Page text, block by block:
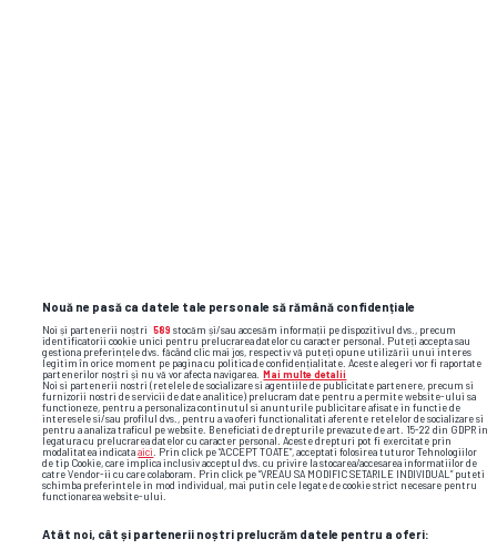
Nouă ne pasă ca datele tale personale să rămână confidențiale
Noi și partenerii noștri 589 stocăm și/sau accesăm informații pe dispozitivul dvs., precum
identificatorii cookie unici pentru prelucrarea datelor cu caracter personal. Puteți accepta sau
gestiona preferințele dvs. făcând clic mai jos, respectiv vă puteți opune utilizării unui interes
legitim în orice moment pe pagina cu politica de confidențialitate. Aceste alegeri vor fi raportate
partenerilor noștri și nu vă vor afecta navigarea. Mai multe detalii
Noi si partenerii nostri (retelele de socializare si agentiile de publicitate partenere, precum si
furnizorii nostri de servicii de date analitice) prelucram date pentru a permite website-ului sa
functioneze, pentru a personaliza continutul si anunturile publicitare afisate in functie de
interesele si/sau profilul dvs., pentru a va oferi functionalitati aferente retelelor de socializare si
pentru a analiza traficul pe website. Beneficiati de drepturile prevazute de art. 15-22 din GDPR in
legatura cu prelucrarea datelor cu caracter personal. Aceste drepturi pot fi exercitate prin
modalitatea indicataaici
. Prin click pe “ACCEPT TOATE”, acceptati folosirea tuturor Tehnologiilor
de tip Cookie, care implica inclusiv acceptul dvs. cu privire la stocarea/accesarea informatiilor de
catre Vendor-ii cu care colaboram. Prin click pe “VREAU SA MODIFIC SETARILE INDIVIDUAL” puteti
schimba preferintele in mod individual, mai putin cele legate de cookie strict necesare pentru
functionarea website-ului.
Atât noi, cât și partenerii noștri prelucrăm datele pentru a oferi: